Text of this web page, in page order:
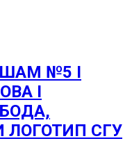
№5 I
I
ЛОГОТИП СГУ